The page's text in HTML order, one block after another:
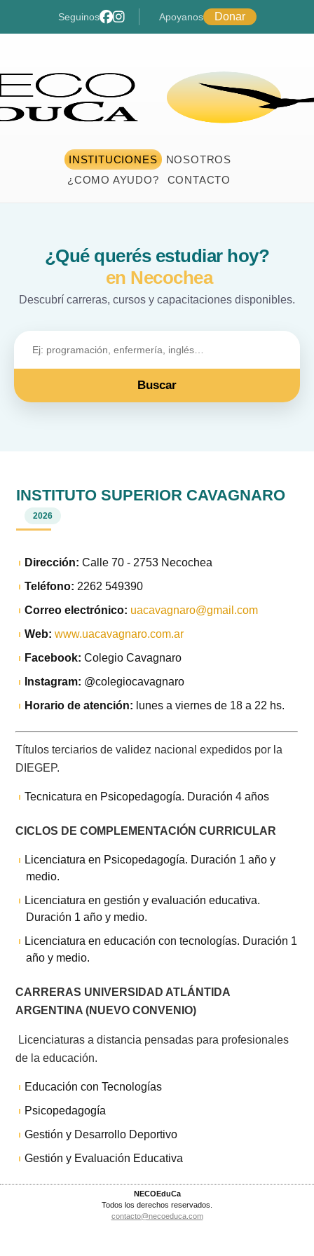
Seguinos Apoyanos Donar
INSTITUCIONES
NOSOTROS
¿COMO AYUDO?
CONTACTO
¿Qué querés estudiar hoy?
en Necochea
Descubrí carreras, cursos y capacitaciones disponibles.
Buscar
INSTITUTO SUPERIOR CAVAGNARO
2026
Dirección: Calle 70 - 2753 Necochea
Teléfono: 2262 549390
Correo electrónico: uacavagnaro@gmail.com
Web: www.uacavagnaro.com.ar
Facebook: Colegio Cavagnaro
Instagram: @colegiocavagnaro
Horario de atención: lunes a viernes de 18 a 22 hs.
Títulos terciarios de validez nacional expedidos por la
DIEGEP.
Tecnicatura en Psicopedagogía. Duración 4 años
CICLOS DE COMPLEMENTACIÓN CURRICULAR
Licenciatura en Psicopedagogía. Duración 1 año y
medio.
Licenciatura en gestión y evaluación educativa.
Duración 1 año y medio.
Licenciatura en educación con tecnologías. Duración 1
año y medio.
CARRERAS UNIVERSIDAD ATLÁNTIDA
ARGENTINA (NUEVO CONVENIO)
Licenciaturas a distancia pensadas para profesionales
de la educación.
Educación con Tecnologías
Psicopedagogía
Gestión y Desarrollo Deportivo
Gestión y Evaluación Educativa
NECOEduCa
Todos los derechos reservados.
contacto@necoeduca.com